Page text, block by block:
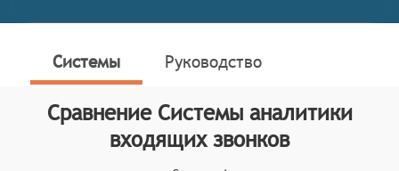
помогают улучшить качество обслуживания
клиентов, оптимизировать маркетинговые кампании
Классификатор программных продуктов Соваре
определяет конкретные функциональные критерии
Системы Руководство
Сравнение Системы аналитики
входящих звонков